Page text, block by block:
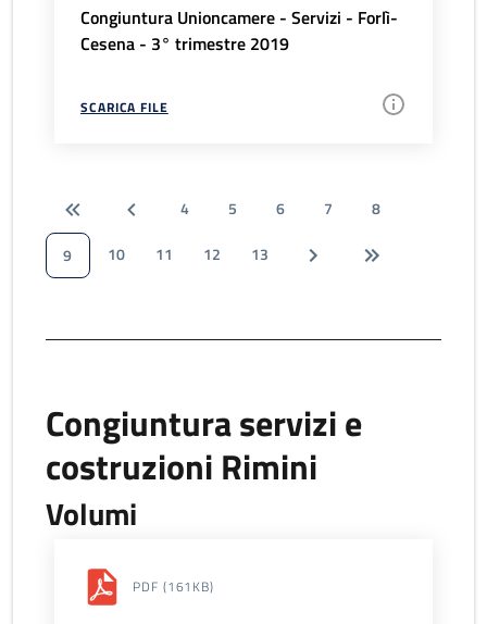
Congiuntura Unioncamere - Servizi - Forlì-
Cesena - 3° trimestre 2019
SCARICA FILE
4 5 6 7
8
9
10 11 12 13
Congiuntura servizi e
costruzioni Rimini
Volumi
PDF (161KB)